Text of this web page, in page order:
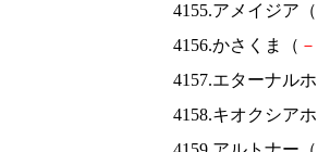
4155.アメイジア（
4156.かさくま（ －
4157.エターナル
4158.キオクシア